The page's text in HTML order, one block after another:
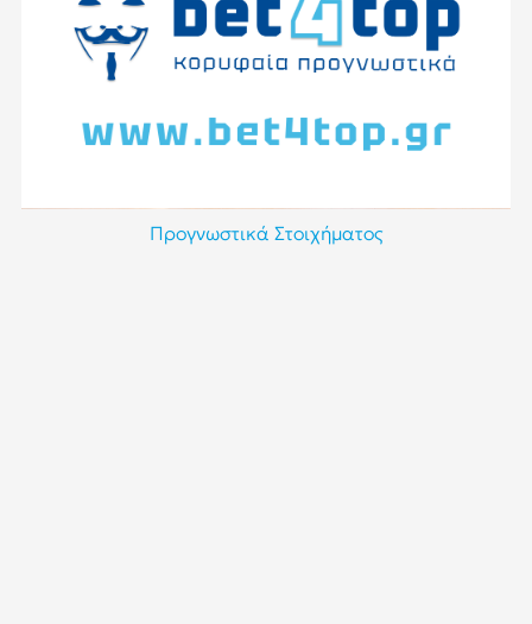
Προγνωστικά Στοιχήματος